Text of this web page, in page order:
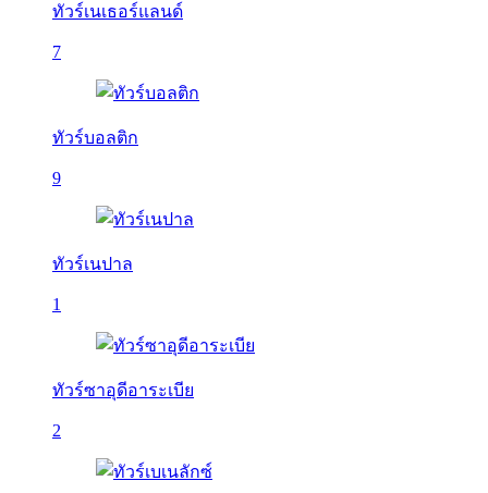
ทัวร์เนเธอร์แลนด์
7
ทัวร์บอลติก
9
ทัวร์เนปาล
1
ทัวร์ซาอุดีอาระเบีย
2